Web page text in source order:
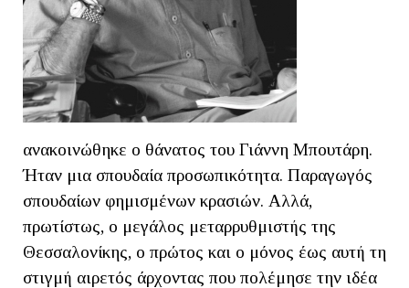
ανακοινώθηκε ο θάνατος του Γιάννη Μπουτάρη.
Ήταν μια σπουδαία προσωπικότητα. Παραγωγός
σπουδαίων φημισμένων κρασιών. Αλλά,
πρωτίστως, ο μεγάλος μεταρρυθμιστής της
Θεσσαλονίκης, ο πρώτος και ο μόνος έως αυτή τη
στιγμή αιρετός άρχοντας που πολέμησε την ιδέα